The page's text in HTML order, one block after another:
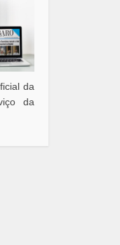
da
da